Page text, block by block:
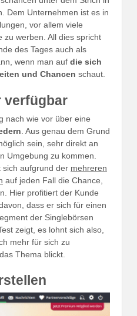
Dem Unternehmen ist es in
vor allem viele
zu werben. All dies spricht
des Tages auch als
wenn man auf die sich
und Chancen schaut.
verfügbar
nach wie vor über eine
. Aus genau dem Grund
sein, sehr direkt an
Umgebung zu kommen.
sich aufgrund der mehreren
auf jeden Fall die Chance,
Hier profitiert der Kunde
dass er sich für einen
der Singlebörsen
zeigt, es lohnt sich also,
mehr für sich zu
Thema blickt.